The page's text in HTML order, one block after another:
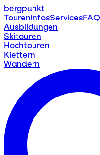
bergpunkt
ToureninfosServicesFAQ
Ausbildungen
Skitouren
Hochtouren
Klettern
Wandern